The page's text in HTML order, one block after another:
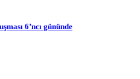
6’ncı gününde